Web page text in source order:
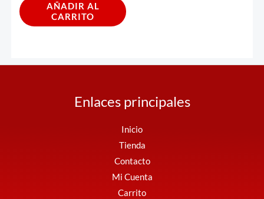
AÑADIR AL
CARRITO
Enlaces principales
Inicio
Tienda
Contacto
Mi Cuenta
Carrito